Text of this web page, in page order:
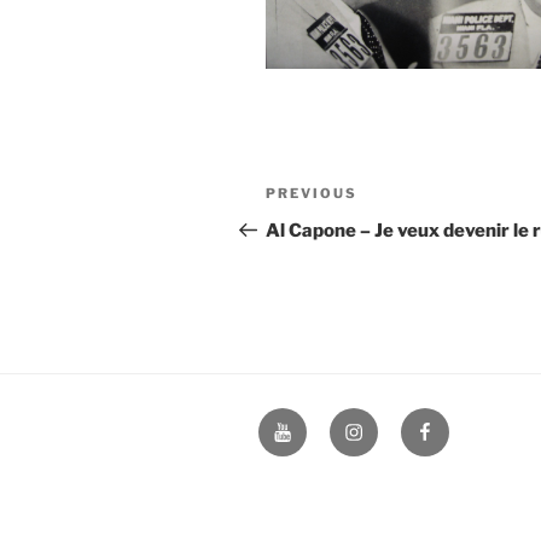
Post
navigation
Previous
Post
PREVIOUS
Al Capone – Je veux devenir le
YoutubeInstagramFacebook